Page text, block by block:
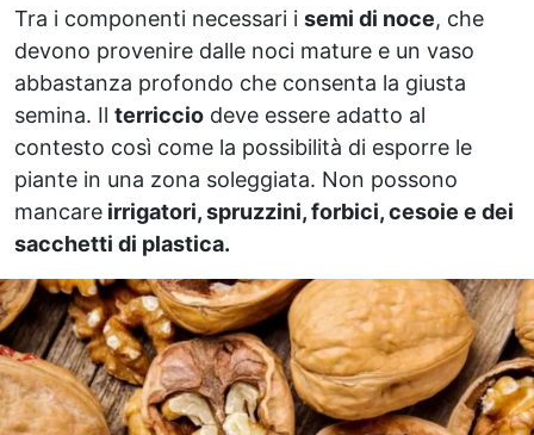
Tra i componenti necessari i semi di noce, che
devono provenire dalle noci mature e un vaso
abbastanza profondo che consenta la giusta
semina. Il terriccio deve essere adatto al
contesto così come la possibilità di esporre le
piante in una zona soleggiata. Non possono
mancare irrigatori, spruzzini, forbici, cesoie e dei
sacchetti di plastica.